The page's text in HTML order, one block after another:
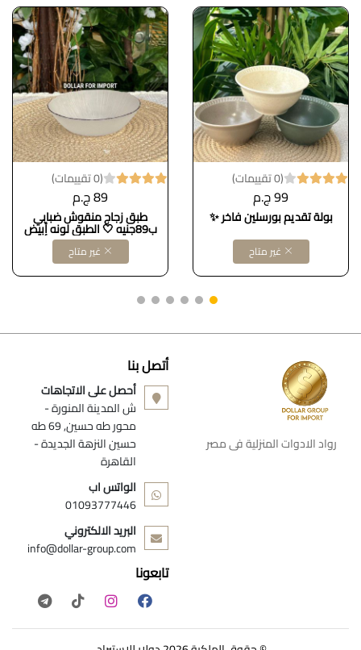
(0 تقييمات)
99 ج.م
بولة تقديم بورسلين فاخر ✨
غير متاح
(0 تقييمات)
89 ج.م
طبق زجاج منقوش ضبابي
ب89جنيه 🤍 الطبق لونه أبيض
ضبابي بنقش ناعم وحرف أسود،
شيك جدًا لتقديم المقبلات
والسلطات بطريقة شيك على
سفرتك
غير متاح
رواد الادوات المنزلية فى مصر
أتصل بنا
أحصل على الاتجاهات
ش المدينة المنورة -
محور طه حسين, 69 طه
حسين النزهة الجديدة -
القاهرة
الواتس اب
01093777446
البريد الالكتروني
info@dollar-group.com
تابعونا